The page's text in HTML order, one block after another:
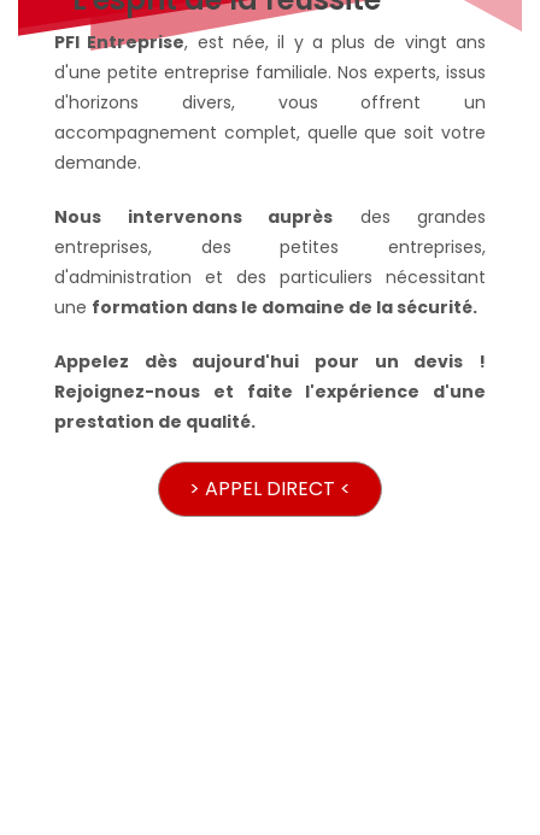
PFI Entreprise, est née, il y a plus de vingt ans
d'une petite entreprise familiale. Nos experts, issus
d'horizons divers, vous offrent un
accompagnement complet, quelle que soit votre
demande.
Nous intervenons auprès des grandes
entreprises, des petites entreprises,
d'administration et des particuliers nécessitant
une formation dans le domaine de la sécurité.
Appelez dès aujourd'hui pour un devis !
Rejoignez-nous et faite l'expérience d'une
prestation de qualité.
> APPEL DIRECT <